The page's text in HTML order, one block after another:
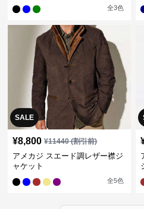
全3色
SALE
¥8,800 ¥11440(割引前)
アメカジ スエード調レザー襟ジ
ャケット
全5色